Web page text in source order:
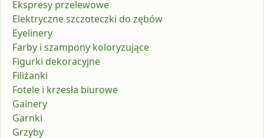
Ekspresy przelewowe
Elektryczne szczoteczki do zębów
Eyelinery
Farby i szampony koloryzujące
Figurki dekoracyjne
Filiżanki
Fotele i krzesła biurowe
Gainery
Garnki
Grzyby